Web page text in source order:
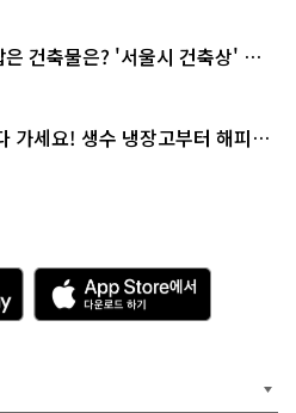
건축물은? '서울시 건축상' 수
가세요! 생수 냉장고부터 해피소
A
p
p